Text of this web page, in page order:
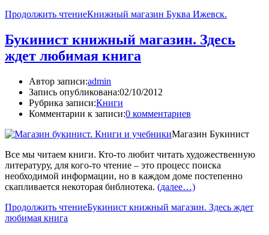
Продолжить чтениеКнижный магазин Буква Ижевск.
Букинист книжный магазин. Здесь
ждет любимая книга
Автор записи:admin
Запись опубликована:02/10/2012
Рубрика записи:Книги
Комментарии к записи:0 комментариев
Магазин Букинист
Все мы читаем книги. Кто-то любит читать художественную
литературу, для кого-то чтение – это процесс поиска
необходимой информации, но в каждом доме постепенно
скапливается некоторая библиотека. (далее…)
Продолжить чтениеБукинист книжный магазин. Здесь ждет
любимая книга